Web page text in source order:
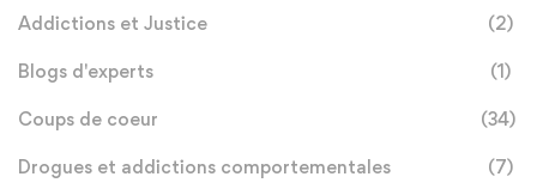
Addictions et Justice (2)
Blogs d'experts (1)
Coups de coeur (34)
Drogues et addictions comportementales (7)